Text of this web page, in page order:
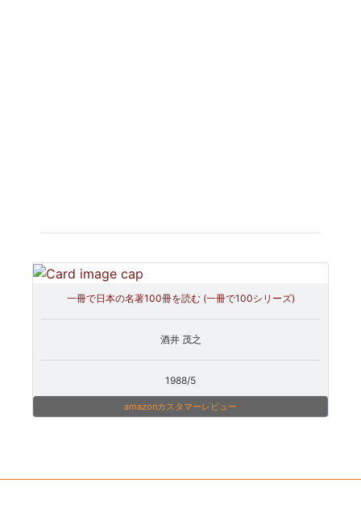
一冊で日本の名著100冊を読む (一冊で100シリーズ)
酒井 茂之
1988/5
amazonカスタマーレビュー